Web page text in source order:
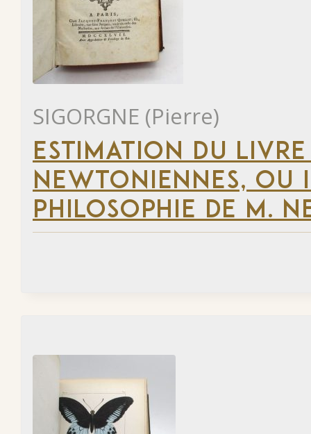
SIGORGNE (Pierre)
ESTIMATION DU
NEWTONIENNES, OU
PHILOSOPHIE DE M.